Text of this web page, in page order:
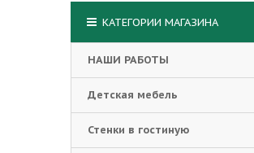
КАТЕГОРИИ МАГАЗИНА
НАШИ РАБОТЫ
Детская мебель
Стенки в гостиную